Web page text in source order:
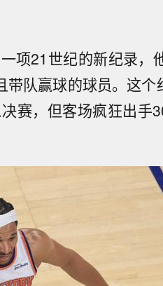
项21世纪的新纪录，
队赢球的球员。这个
赛，但客场疯狂出手